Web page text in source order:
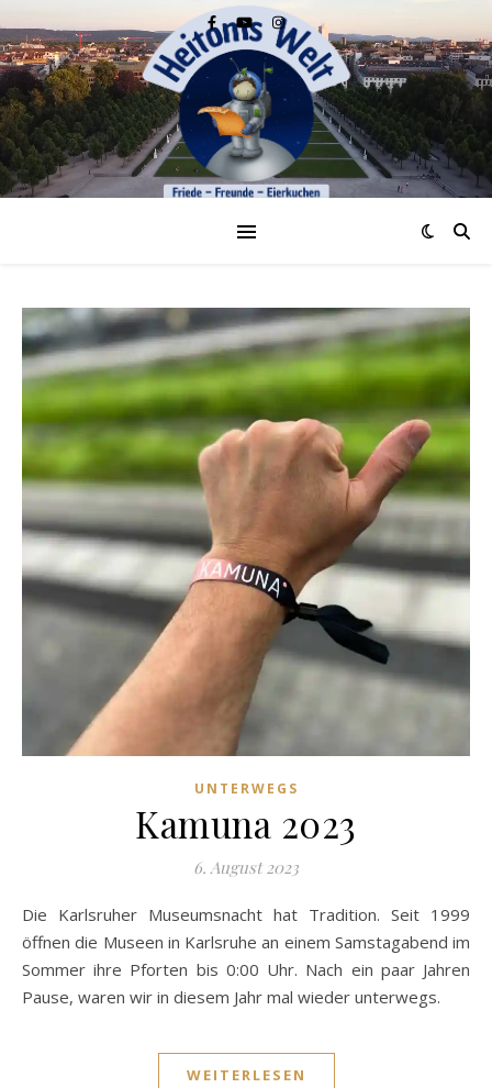
UNTERWEGS
Kamuna 2023
6. August 2023
Die Karlsruher Museumsnacht hat Tradition. Seit 1999
öffnen die Museen in Karlsruhe an einem Samstagabend im
Sommer ihre Pforten bis 0:00 Uhr. Nach ein paar Jahren
Pause, waren wir in diesem Jahr mal wieder unterwegs.
WEITERLESEN